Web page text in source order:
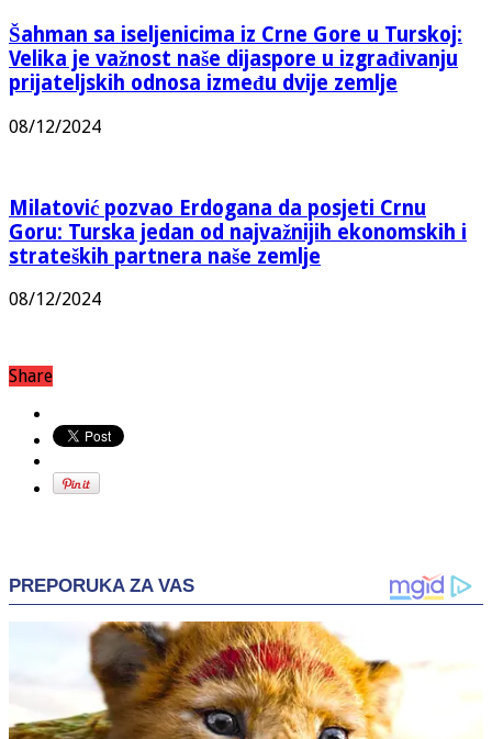
Šahman sa iseljenicima iz Crne Gore u Turskoj:
Velika je važnost naše dijaspore u izgrađivanju
prijateljskih odnosa između dvije zemlje
08/12/2024
Milatović pozvao Erdogana da posjeti Crnu
Goru: Turska jedan od najvažnijih ekonomskih i
strateških partnera naše zemlje
08/12/2024
Share